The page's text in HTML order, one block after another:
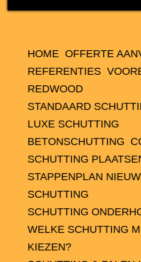
HOME
OFFERTE
REFERENTIES
REDWOOD
STANDAARD
LUXE SCHUTTING
BETONSCHUTTING
SCHUTTING
STAPPENPLAN
SCHUTTING
SCHUTTING
WELKE SCHUTTING
KIEZEN?